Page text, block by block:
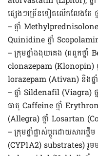
ផ្សេងៗ​ច្រើន​ទៀត​លើក​លែង​ត
– ថ្នាំ
Quinidine ថ្នាំ
– ក្រុម​ថ្នាំងងុយគេង (ពពួក​ថ្នាំ
clonazepam (Klonopin)
lorazepam (Ativan) និង​ថ្ន
– ថ្នាំ Sildenafil (Viagra)
ធាតុ Caffeine ថ្នាំ
(Allegra) ថ្នាំ Losartan
– ក្រុម​ថ្នាំ​​ផ្លាស់​ប្ដូរ​ដោយ​សារ​ថ្
(CYP1A2) substrates) រួ